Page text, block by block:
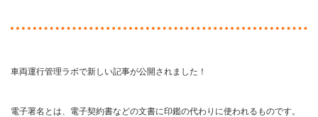
車両運行管理ラボで新しい記事が公開されました！
電子署名とは、電子契約書などの文書に印鑑の代わりに使われるものです。